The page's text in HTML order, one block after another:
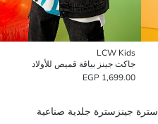
LCW Kids
جاكت جينز بياقة قميص للأولاد
1,699.00 EGP
سترة جينز سترة جلدية صناعية